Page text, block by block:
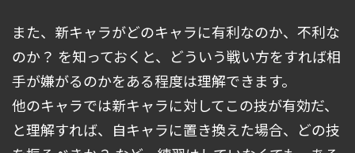
また、新キャラがどのキャラに有利なのか、不利な
のか？ を知っておくと、どういう戦い方をすれば相
手が嫌がるのかをある程度は理解できます。
他のキャラでは新キャラに対してこの技が有効だ、
と理解すれば、自キャラに置き換えた場合、どの技